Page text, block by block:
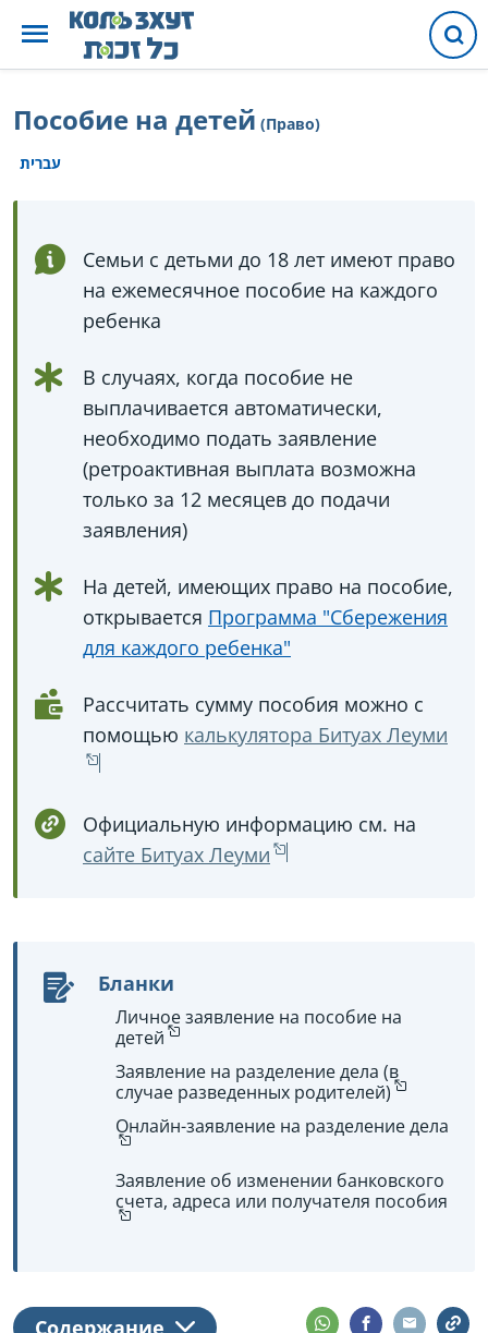
Пособие на детей (Право)
עברית
Семьи с детьми до 18 лет имеют право
на ежемесячное пособие на каждого
ребенка
В случаях, когда пособие не
выплачивается автоматически,
необходимо подать заявление
(ретроактивная выплата возможна
только за 12 месяцев до подачи
заявления)
На детей, имеющих право на пособие,
открывается Программа "Сбережения
для каждого ребенка"
Рассчитать сумму пособия можно с
помощью калькулятора Битуах Леуми
Официальную информацию см. на
сайте Битуах Леуми
Бланки
Личное заявление на пособие на
детей
Заявление на разделение дела (в
случае разведенных родителей)
Онлайн-заявление на разделение дела
Заявление об изменении банковского
счета, адреса или получателя пособия
Содержание